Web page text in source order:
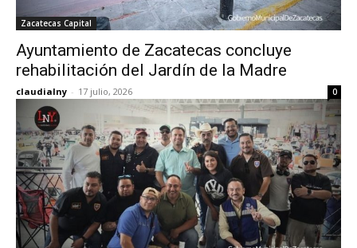
Zacatecas Capital
Ayuntamiento de Zacatecas concluye
rehabilitación del Jardín de la Madre
claudialny - 17 julio, 2026 0